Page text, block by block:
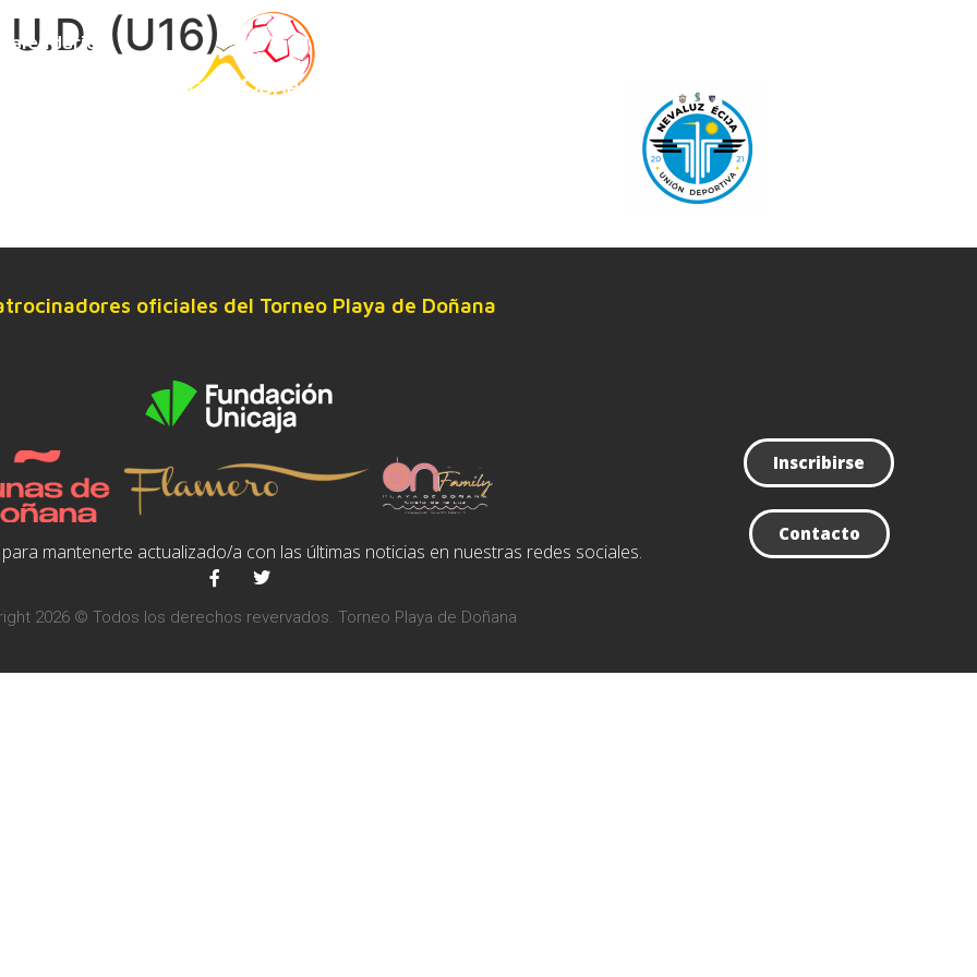
Calendario (U16)
oficiales del Torneo Playa de Doñana
mantenerte actualizado/a con las últimas noticias en nuestras redes sociales.
2026 © Todos los derechos revervados. Torneo Playa de Doñana
Inscribirse
Contacto